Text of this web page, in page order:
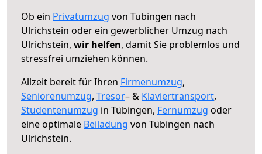
Ob ein Privatumzug von Tübingen nach
Ulrichstein oder ein gewerblicher Umzug nach
Ulrichstein, wir helfen, damit Sie problemlos und
stressfrei umziehen können.
Allzeit bereit für Ihren Firmenumzug,
Seniorenumzug, Tresor– & Klaviertransport,
Studentenumzug in Tübingen, Fernumzug oder
eine optimale Beiladung von Tübingen nach
Ulrichstein.